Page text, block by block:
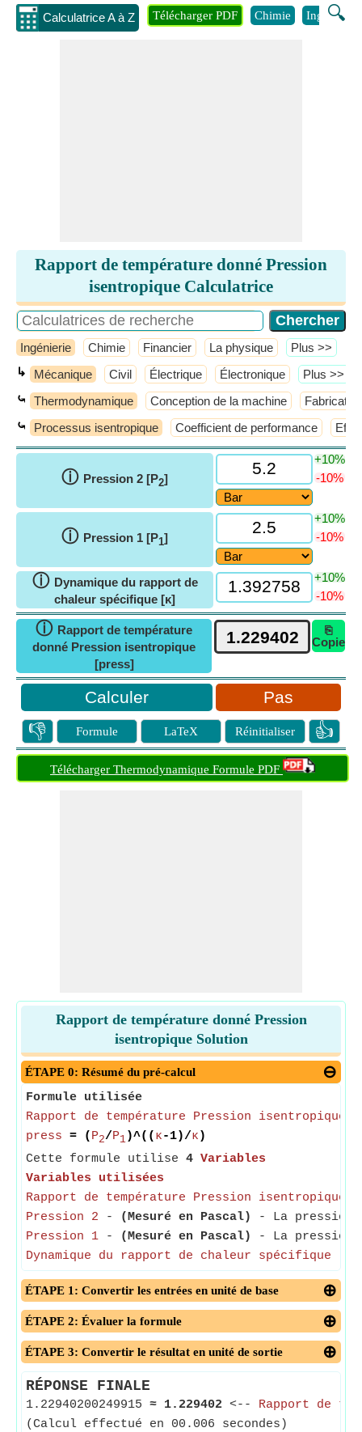
Calculatrice A à Z 🔍
Télécharger PDF Chimie Ingénierie
Rapport de température donné Pression
isentropique Calculatrice
Ingénierie Chimie Financier La physique ​Plus >>
↳ Mécanique Civil Électrique Électronique ​Plus >>
⤿ Thermodynamique Conception de la machine Fabrication
⤿ Processus isentropique Coefficient de performance
ⓘ Pression 2 [P2]
+10%
-10%
ⓘ Pression 1 [P1]
+10%
-10%
ⓘ Dynamique du rapport de
chaleur spécifique [κ]
+10%
-10%
ⓘ Rapport de température
donné Pression isentropique
[press]
⎘
Copie
Pas
👎 Formule LaTeX Réinitialiser 👍
Télécharger Thermodynamique Formule PDF
Rapport de température donné Pression
isentropique Solution
ÉTAPE 0: Résumé du pré-calcul
Formule utilisée
Rapport de température Pression isentropique
press = ( P2/P1 )^(( κ-1)/κ )
Cette formule utilise 4 Variables
Variables utilisées
Rapport de température Pression isentropique
Pression 2 - (Mesuré en Pascal)
- La pression
Pression 1 - (Mesuré en Pascal)
- La pression
Dynamique du rapport de chaleur spécifique
ÉTAPE 1: Convertir les entrées en unité de base
ÉTAPE 2: Évaluer la formule
ÉTAPE 3: Convertir le résultat en unité de sortie
RÉPONSE FINALE
1.22940200249915 ≈ 1.229402 <-- Rapport de
(Calcul effectué en 00.006 secondes)